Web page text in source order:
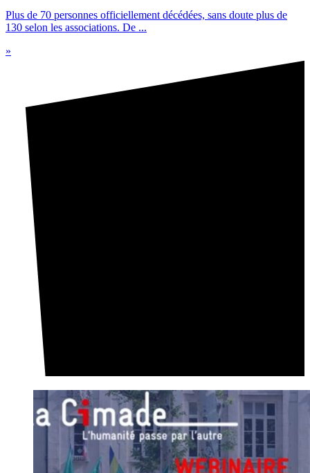
Plus de 70 personnes officiellement décédées, sans doute plus de
130 selon les associations. De ...
»